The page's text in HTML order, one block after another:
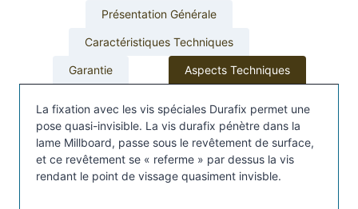
e
r
s
s
e
e
n
r
Présentation Générale
Caractéristiques Techniques
Garantie Aspects Techniques
La fixation avec les vis spéciales Durafix permet une
pose quasi-invisible. La vis durafix pénètre dans la
lame Millboard, passe sous le revêtement de surface,
et ce revêtement se « referme » par dessus la vis
rendant le point de vissage quasiment invisble.